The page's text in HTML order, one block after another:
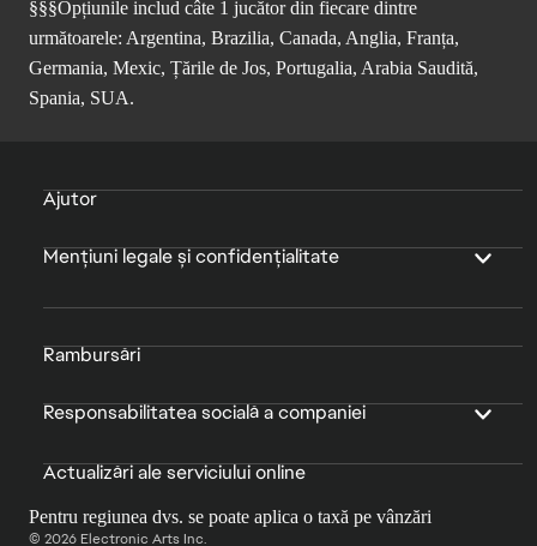
§§§Opțiunile includ câte 1 jucător din fiecare dintre
următoarele: Argentina, Brazilia, Canada, Anglia, Franța,
Germania, Mexic, Țările de Jos, Portugalia, Arabia Saudită,
Spania, SUA.
Ajutor
Mențiuni legale și confidențialitate
Rambursări
Responsabilitatea socială a companiei
Actualizări ale serviciului online
Pentru regiunea dvs. se poate aplica o taxă pe vânzări
© 2026 Electronic Arts Inc.